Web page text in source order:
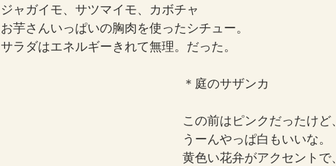
ジャガイモ、サツマイモ、カボチャ
お芋さんいっぱいの胸肉を使ったシチュー。
サラダはエネルギーきれて無理。だった。
＊庭のサザンカ
この前はピンクだったけど、
うーんやっぱ白もいいな。
黄色い花弁がアクセントで、